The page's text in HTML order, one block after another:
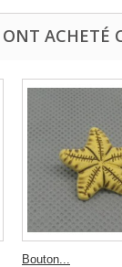
ACHETÉ
Bouton...